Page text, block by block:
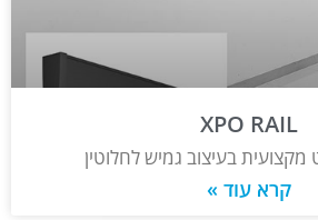
XPO RAIL
מקצועית בעיצוב גמיש לחלוטין
קרא עוד »